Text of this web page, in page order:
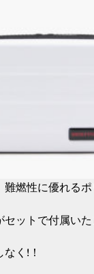
難燃性に優れる
ットで付属いた
く!！